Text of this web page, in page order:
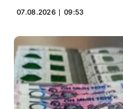
07.08.2026 ∣ 09:53